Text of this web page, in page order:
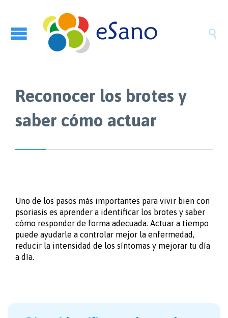

Reconocer los brotes y
saber cómo actuar
Uno de los pasos más importantes para vivir bien con
psoriasis es aprender a identificar los brotes y saber
cómo responder de forma adecuada. Actuar a tiempo
puede ayudarle a controlar mejor la enfermedad,
reducir la intensidad de los síntomas y mejorar tu día
a día.